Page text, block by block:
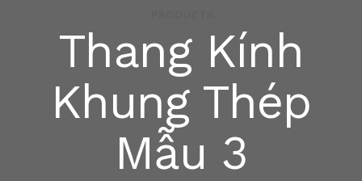
GIỚI THIỆU
SẢN PHẨM
THANG MÁY BỆNH VIỆN
THANG MÁY GIA ĐÌNH
THANG MÁY HOMELIFT
Thang Kính
Khung Thép
Mẫu 3